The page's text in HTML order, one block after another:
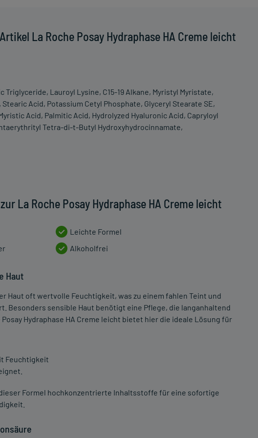
La Roche Posay Hydraphase HA Creme leicht
Lauroyl Lysine, C15-19 Alkane, Myristyl Myristate,
Acid, Potassium Cetyl Phosphate, Glyceryl Stearate SE,
Acid, Palmitic Acid, Hydrolyzed Hyaluronic Acid, Capryloyl
Tetra-di-t-Butyl Hydroxyhydrocinnamate,
La Roche Posay Hydraphase HA Creme leicht
Leichte Formel
Alkoholfrei
Haut
Haut oft wertvolle Feuchtigkeit, was zu einem fahlen Teint und
Besonders sensible Haut benötigt eine Pflege, die langanhaltend
Hydraphase HA Creme leicht bietet hier die ideale Lösung für
Feuchtigkeit
Formel hochkonzentrierte Inhaltsstoffe für eine sofortige